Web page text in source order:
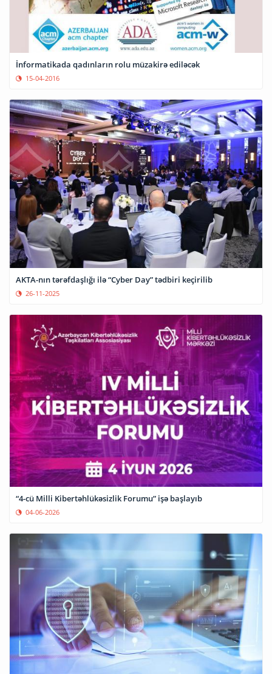
İnformatikada qadınların rolu müzakirə ediləcək
15-04-2016
AKTA-nın tərəfdaşlığı ilə “Cyber Day” tədbiri keçirilib
26-11-2025
“4-cü Milli Kibertəhlükəsizlik Forumu” işə başlayıb
04-06-2026